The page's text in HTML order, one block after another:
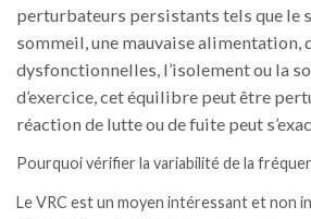
perturbateurs persistants tels que le
sommeil, une mauvaise alimentation,
dysfonctionnelles, l’isolement ou la
d’exercice, cet équilibre peut être
réaction de lutte ou de fuite peut
Pourquoi vérifier la variabilité de la
Le VRC est un moyen intéressant et non